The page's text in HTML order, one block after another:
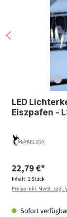
LED
Eiszpafen -
22,79 €*
Inhalt: 1 Stück
Preise inkl. MwSt. zzgl.
Sofort